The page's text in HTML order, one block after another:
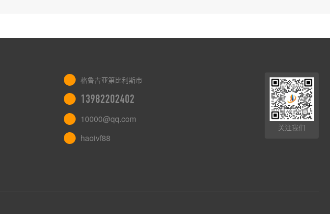
格鲁吉亚第比利斯市
13982202402
10000@qq.com
haoivf88
关注我们